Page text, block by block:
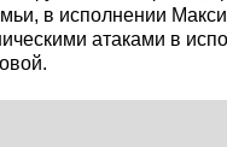
в исполнении
атаками в